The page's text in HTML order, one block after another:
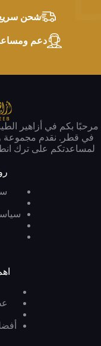
شحن
دعم
مرحبًا بكم في أزاهير
في قطر. نقدم مجموعة
لمساعدتكم على ترك